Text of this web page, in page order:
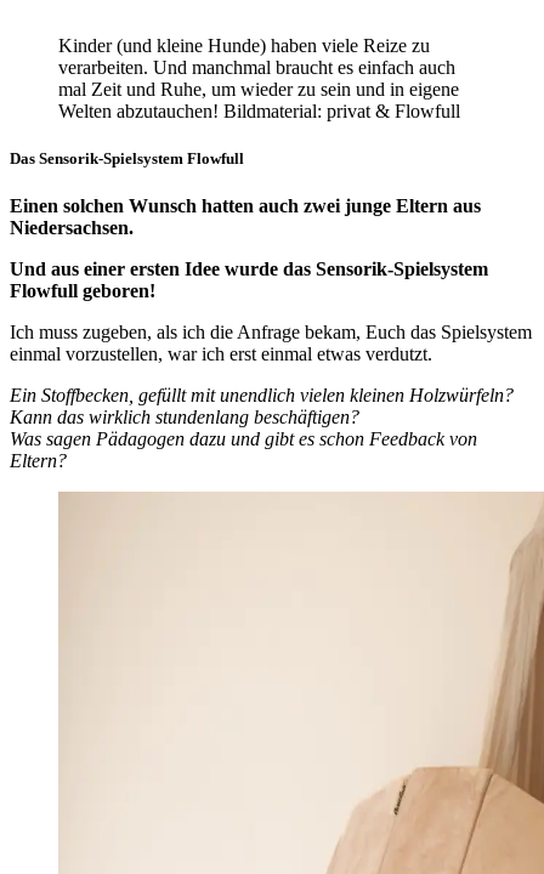
Kinder (und kleine Hunde) haben viele Reize zu
verarbeiten. Und manchmal braucht es einfach auch
mal Zeit und Ruhe, um wieder zu sein und in eigene
Welten abzutauchen! Bildmaterial: privat & Flowfull
Das Sensorik-Spielsystem Flowfull
Einen solchen Wunsch hatten auch zwei junge Eltern aus
Niedersachsen.
Und aus einer ersten Idee wurde das Sensorik-Spielsystem
Flowfull geboren!
Ich muss zugeben, als ich die Anfrage bekam, Euch das Spielsystem
einmal vorzustellen, war ich erst einmal etwas verdutzt.
Ein Stoffbecken, gefüllt mit unendlich vielen kleinen Holzwürfeln?
Kann das wirklich stundenlang beschäftigen?
Was sagen Pädagogen dazu und gibt es schon Feedback von
Eltern?